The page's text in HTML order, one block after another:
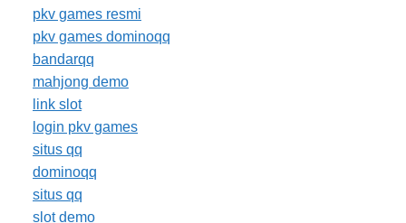
pkv games resmi
pkv games dominoqq
bandarqq
mahjong demo
link slot
login pkv games
situs qq
dominoqq
situs qq
slot demo